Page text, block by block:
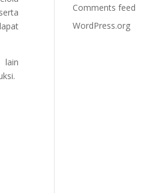
lain
Comments feed
WordPress.org